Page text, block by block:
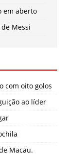
em aberto
Messi
com oito golos
ao líder
Macau.